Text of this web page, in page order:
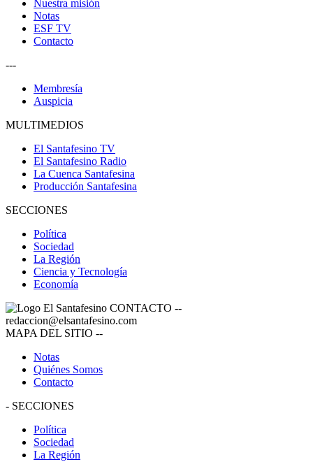
Nuestra misión
Notas
ESF TV
Contacto
---
Membresía
Auspicia
MULTIMEDIOS
El Santafesino TV
El Santafesino Radio
La Cuenca Santafesina
Producción Santafesina
SECCIONES
Política
Sociedad
La Región
Ciencia y Tecnología
Economía
CONTACTO --
redaccion@elsantafesino.com
MAPA DEL SITIO --
Notas
Quiénes Somos
Contacto
- SECCIONES
Política
Sociedad
La Región